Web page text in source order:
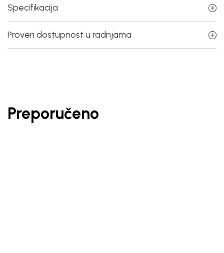
Specifikacija
Proveri dostupnost u radnjama
Preporučeno